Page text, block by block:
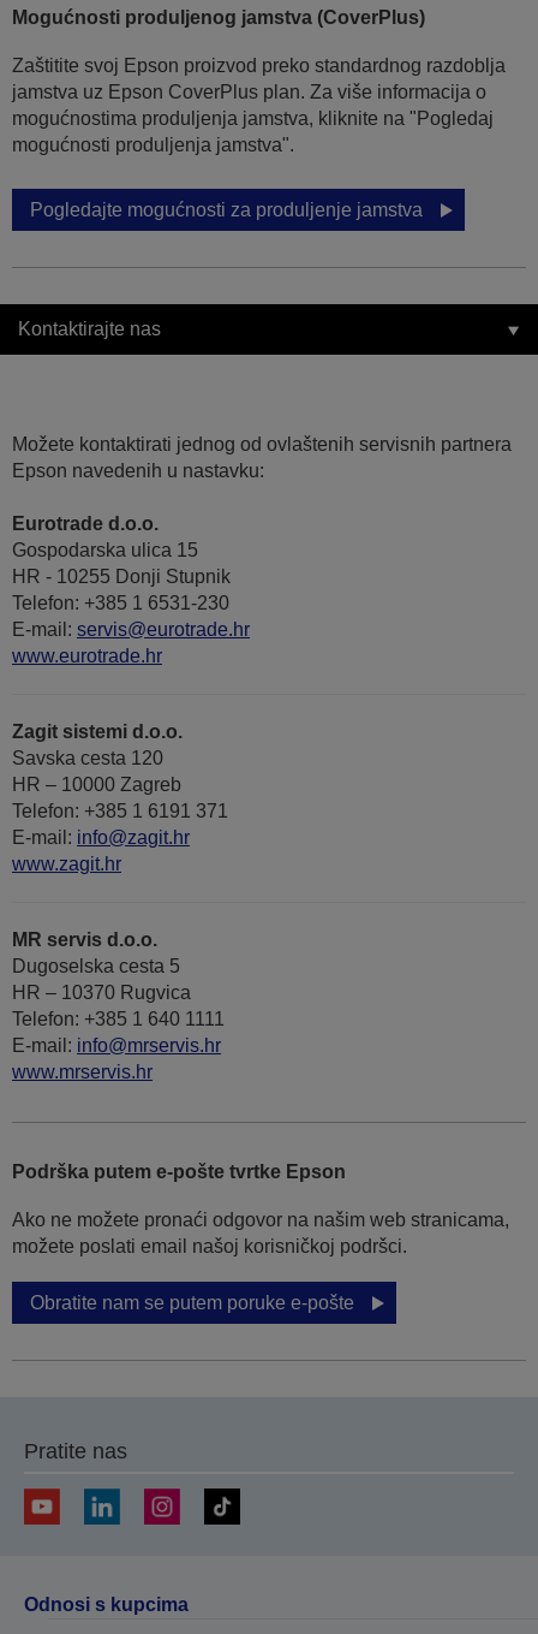
Mogućnosti produljenog jamstva (CoverPlus)
Zaštitite svoj Epson proizvod preko standardnog razdoblja
jamstva uz Epson CoverPlus plan. Za više informacija o
mogućnostima produljenja jamstva, kliknite na "Pogledaj
mogućnosti produljenja jamstva".
Pogledajte mogućnosti za produljenje jamstva
Kontaktirajte nas
Možete kontaktirati jednog od ovlaštenih servisnih partnera
Epson navedenih u nastavku:
Eurotrade d.o.o.
Gospodarska ulica 15
HR - 10255 Donji Stupnik
Telefon: +385 1 6531-230
E-mail: servis@eurotrade.hr
www.eurotrade.hr
Zagit sistemi d.o.o.
Savska cesta 120
HR – 10000 Zagreb
Telefon: +385 1 6191 371
E-mail: info@zagit.hr
www.zagit.hr
MR servis d.o.o.
Dugoselska cesta 5
HR – 10370 Rugvica
Telefon: +385 1 640 1111
Е-mail: info@mrservis.hr
www.mrservis.hr
Podrška putem e-pošte tvrtke Epson
Ako ne možete pronaći odgovor na našim web stranicama,
možete poslati email našoj korisničkoj podršci.
Obratite nam se putem poruke e-pošte
Pratite nas
Odnosi s kupcima